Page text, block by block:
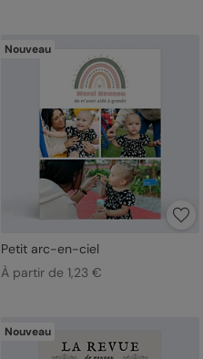
Nouveau
Petit arc-en-ciel
À partir de 1,23 €
Nouveau